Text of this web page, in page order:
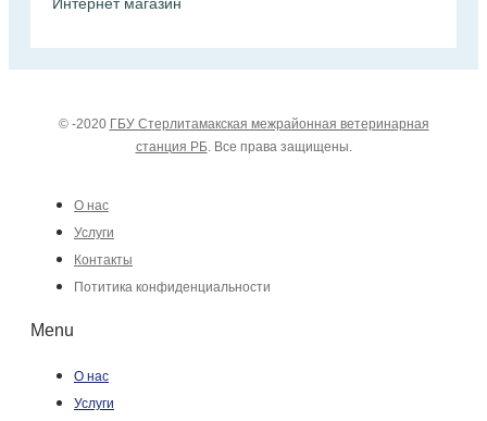
© -2020 ГБУ Стерлитамакская межрайонная ветеринарная
станция РБ. Все права защищены.
О нас
Услуги
Контакты
Потитика конфиденциальности
Menu
О нас
Услуги